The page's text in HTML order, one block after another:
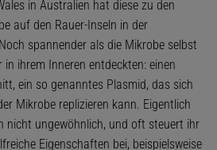
in Australien hat diese zu den
auf den Rauer-Inseln in der
spannender als die Mikrobe selbst
ihrem Inneren entdeckten: einen
ein so genanntes Plasmid, das sich
Mikrobe replizieren kann. Eigentlich
nicht ungewöhnlich, und oft steuert ihr
Eigenschaften bei, beispielsweise